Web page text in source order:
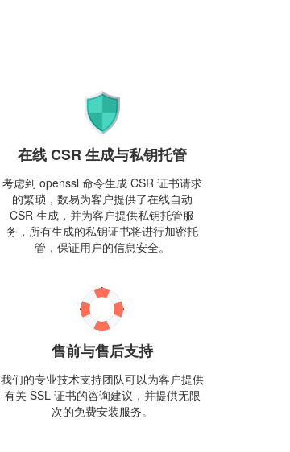
在线 CSR 生成与私钥托管
考虑到 openssl 命令生成 CSR 证书请求
的繁琐，数易为客户提供了在线自动
CSR 生成，并为客户提供私钥托管服
务，所有生成的私钥证书将进行加密托
管，保证用户的信息安全。
售前与售后支持
我们的专业技术支持团队可以为客户提供
有关 SSL 证书的咨询建议，并提供无限
次的免费安装服务。